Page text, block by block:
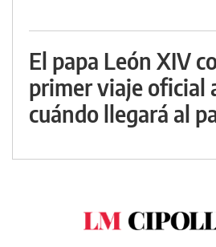
El papa León XIV
primer viaje oficial
cuándo llegará al